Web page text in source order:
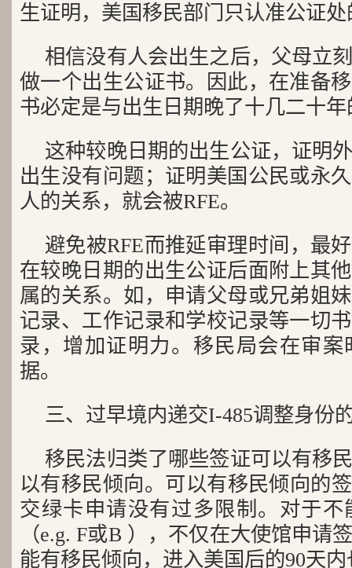
生证明，美国移民部门只认准公证
相信没有人会出生之后，父母立
做一个出生公证书。因此，在准备
书必定是与出生日期晚了十几二十年
这种较晚日期的出生公证，证明
出生没有问题；证明美国公民或永
人的关系，就会被RFE。
避免被RFE而推延审理时间，最
在较晚日期的出生公证后面附上其
属的关系。如，申请父母或兄弟姐
记录、工作记录和学校记录等一切
录，增加证明力。移民局会在审
据。
三、过早境内递交I-485调整身份
移民法归类了哪些签证可以有移
以有移民倾向。可以有移民倾向的
交绿卡申请没有过多限制。对于
（e.g. F或B ），不仅在大使馆申请
能有移民倾向，进入美国后的90天